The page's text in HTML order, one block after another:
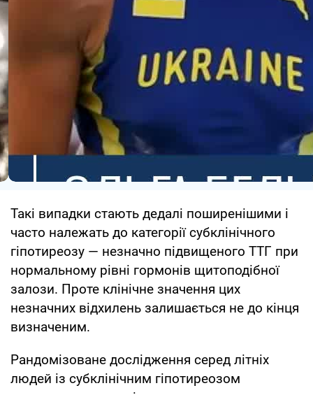
Такі випадки стають дедалі поширенішими і
часто належать до категорії субклінічного
гіпотиреозу — незначно підвищеного ТТГ при
нормальному рівні гормонів щитоподібної
залози. Проте клінічне значення цих
незначних відхилень залишається не до кінця
визначеним.
Рандомізоване дослідження серед літніх
людей із субклінічним гіпотиреозом